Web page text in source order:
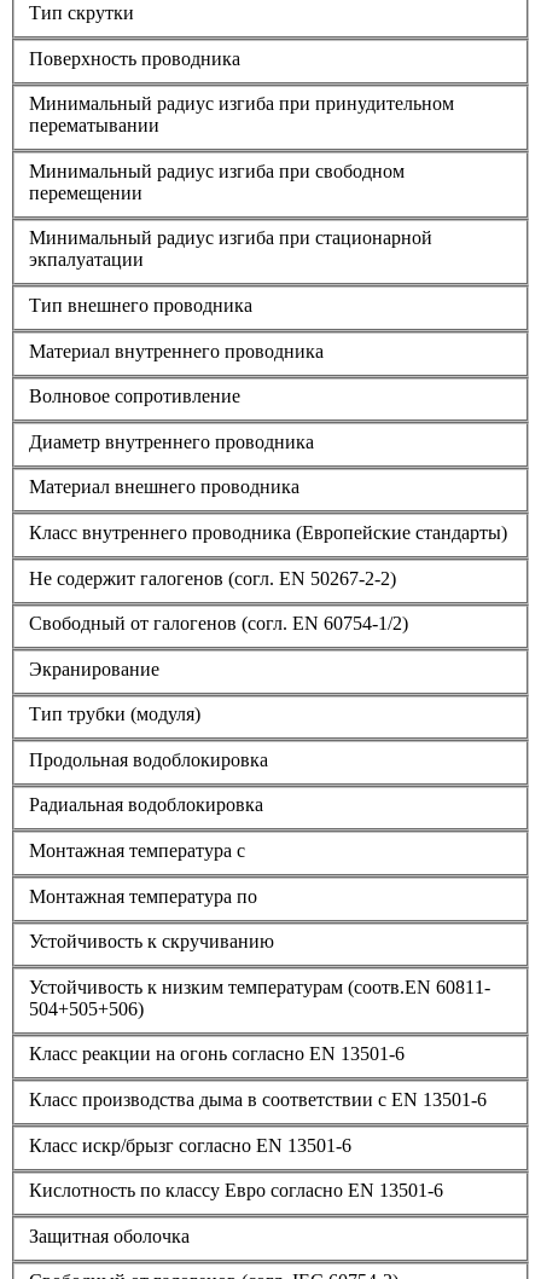
Тип скрутки
Поверхность проводника
Минимальный радиус изгиба при принудительном
перематывании
Минимальный радиус изгиба при свободном
перемещении
Минимальный радиус изгиба при стационарной
экпалуатации
Тип внешнего проводника
Материал внутреннего проводника
Волновое сопротивление
Диаметр внутреннего проводника
Материал внешнего проводника
Класс внутреннего проводника (Европейские стандарты)
Не содержит галогенов (согл. EN 50267-2-2)
Свободный от галогенов (согл. EN 60754-1/2)
Экранирование
Тип трубки (модуля)
Продольная водоблокировка
Радиальная водоблокировка
Монтажная температура с
Монтажная температура по
Устойчивость к скручиванию
Устойчивость к низким температурам (соотв.EN 60811-
504+505+506)
Класс реакции на огонь согласно EN 13501-6
Класс производства дыма в соответствии с EN 13501-6
Класс искр/брызг согласно EN 13501-6
Кислотность по классу Евро согласно EN 13501-6
Защитная оболочка